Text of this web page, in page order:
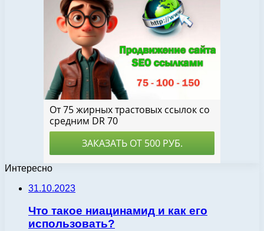
Интересно
31.10.2023
Что такое ниацинамид и как его
использовать?